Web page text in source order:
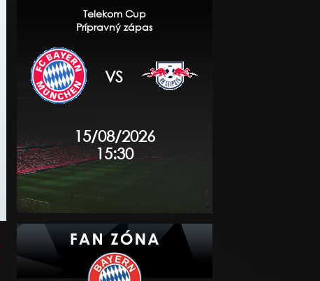
Telekom Cup
Prípravný zápas
VS
15/08/2026
15:30